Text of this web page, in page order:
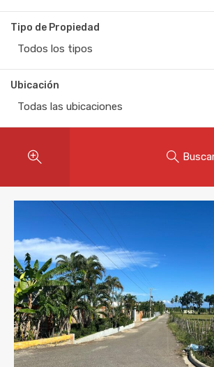
Tipo de Propiedad
Todos los tipos
Ubicación
Todas las ubicaciones